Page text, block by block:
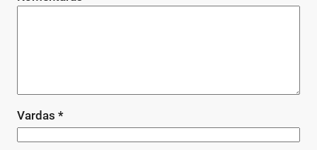
Vardas *